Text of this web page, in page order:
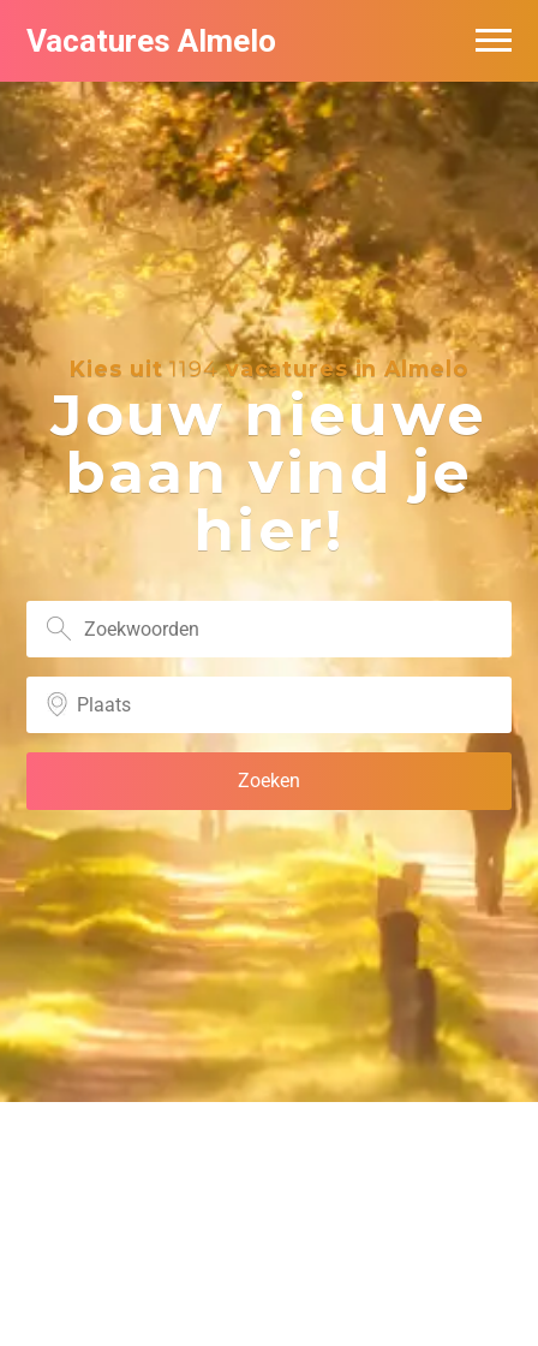
Vacatures Almelo
Kies uit1194vacatures in Almelo
Jouw nieuwe
baan vind je
hier!
Vacatures per bedrijf
De populairste vacatures in Almelo
Nieuwsbrief feed